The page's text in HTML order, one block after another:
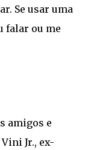
Se usar uma
falar ou me
amigos e
Jr., ex-